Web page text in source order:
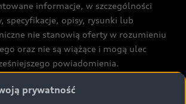
prywatność
informacje, w szczególności
specyfikacje, opisy, rysunki lub
nie stanowią oferty w rozumieniu
oraz nie są wiążące i mogą ulec
powiadomienia.
Kodeksu cywilnego oraz art.